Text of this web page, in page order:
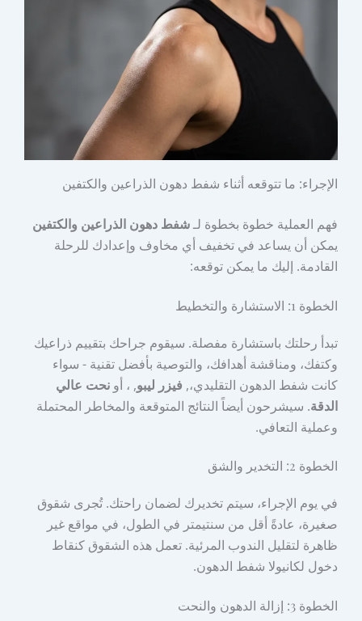
الإجراء: ما تتوقعه أثناء شفط دهون الذراعين والكتفين
فهم العملية خطوة بخطوة لـشفط دهون الذراعين والكتفين
يمكن أن يساعد في تخفيف أي مخاوف وإعدادك للرحلة
القادمة. إليك ما يمكن توقعه:
الخطوة 1: الاستشارة والتخطيط
تبدأ رحلتك باستشارة مفصلة. سيقوم جراحك بتقييم ذراعيك
وكتفك، ومناقشة أهدافك، والتوصية بأفضل تقنية - سواء
كانت شفط الدهون التقليدي،, فيزر ليبو, ، أونحت عالي
الدقة. سيشرحون أيضاً النتائج المتوقعة والمخاطر المحتملة
وعملية التعافي.
الخطوة 2: التخدير والشق
في يوم الإجراء، سيتم تخديرك لضمان راحتك. تُجرى شقوق
صغيرة، عادةً أقل من سنتيمتر في الطول، في مواقع غير
ظاهرة لتقليل الندوب المرئية. تعمل هذه الشقوق كنقاط
دخول لكانيولا شفط الدهون.
الخطوة 3: إزالة الدهون والنحت